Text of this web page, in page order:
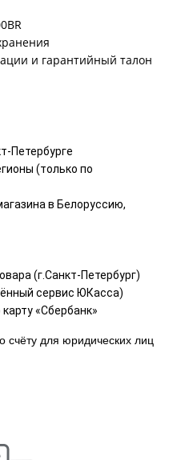
и гарантийный талон
Петербурге
(только по
в Белоруссию,
(г.Санкт-Петербург)
сервис ЮКасса)
«Сбербанк»
для юридических лиц